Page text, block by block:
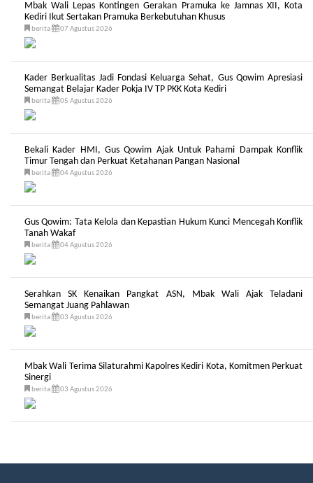
Mbak Wali Lepas Kontingen Gerakan Pramuka ke Jamnas XII, Kota
Kediri Ikut Sertakan Pramuka Berkebutuhan Khusus
berita 07 Agustus 2026
Kader Berkualitas Jadi Fondasi Keluarga Sehat, Gus Qowim Apresiasi
Semangat Belajar Kader Pokja IV TP PKK Kota Kediri
berita 05 Agustus 2026
Bekali Kader HMI, Gus Qowim Ajak Untuk Pahami Dampak Konflik
Timur Tengah dan Perkuat Ketahanan Pangan Nasional
berita 04 Agustus 2026
Gus Qowim: Tata Kelola dan Kepastian Hukum Kunci Mencegah Konflik
Tanah Wakaf
berita 04 Agustus 2026
Serahkan SK Kenaikan Pangkat ASN, Mbak Wali Ajak Teladani
Semangat Juang Pahlawan
berita 03 Agustus 2026
Mbak Wali Terima Silaturahmi Kapolres Kediri Kota, Komitmen Perkuat
Sinergi
berita 03 Agustus 2026